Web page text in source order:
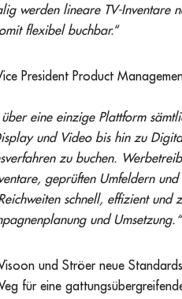
werden lineare TV-Inventare
flexibel buchbar.“
President Product
eine einzige Plattform
und Video bis hin zu
zu buchen.
geprüften Umfeldern
schnell, effizient
und Umsetzung.“
und Ströer neue
für eine